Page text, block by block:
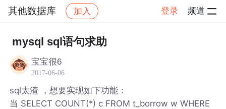
其他数据库 加入 登录 频道
其他数据库 帖子详情
mysql sql语句求助
宝宝很6
2017-06-06
sql太渣 ，想要实现如下功能：
当 SELECT COUNT(*) c FROM t_borrow w WHERE